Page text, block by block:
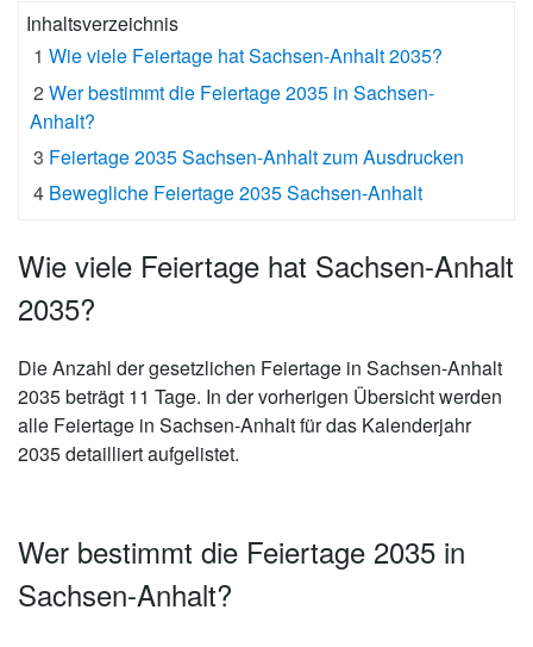
Inhaltsverzeichnis
1 Wie viele Feiertage hat Sachsen-Anhalt 2035?
2 Wer bestimmt die Feiertage 2035 in Sachsen-
Anhalt?
3 Feiertage 2035 Sachsen-Anhalt zum Ausdrucken
4 Bewegliche Feiertage 2035 Sachsen-Anhalt
Wie viele Feiertage hat Sachsen-Anhalt
2035?
Die Anzahl der gesetzlichen Feiertage in Sachsen-Anhalt
2035 beträgt 11 Tage. In der vorherigen Übersicht werden
alle Feiertage in Sachsen-Anhalt für das Kalenderjahr
2035 detailliert aufgelistet.
Wer bestimmt die Feiertage 2035 in
Sachsen-Anhalt?